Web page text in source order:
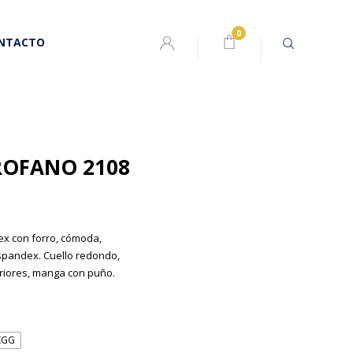
2108
con forro, cómoda,
Cuello redondo,
manga con puño.